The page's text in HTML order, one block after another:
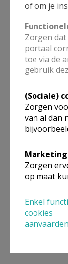
MIJN
Bekijk de
in deze kerk,
kerken in de
Niet
links
Kerken
of om je
Zorgen
portaal
toe via de
gebruik
(Sociale)
Zorgen
van al dan
Marketing
Zorgen
op maat
Enkel
cookies
aanvaarden